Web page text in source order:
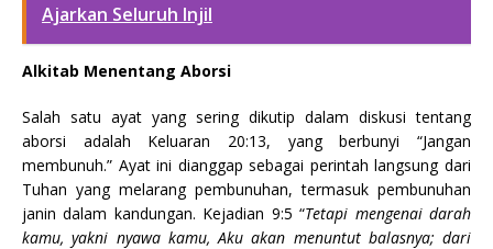
Ajarkan Seluruh Injil
Alkitab Menentang Aborsi
Salah satu ayat yang sering dikutip dalam diskusi tentang
aborsi adalah Keluaran 20:13, yang berbunyi “Jangan
membunuh.” Ayat ini dianggap sebagai perintah langsung dari
Tuhan yang melarang pembunuhan, termasuk pembunuhan
janin dalam kandungan. Kejadian 9:5 “Tetapi mengenai darah
kamu, yakni nyawa kamu, Aku akan menuntut balasnya; dari